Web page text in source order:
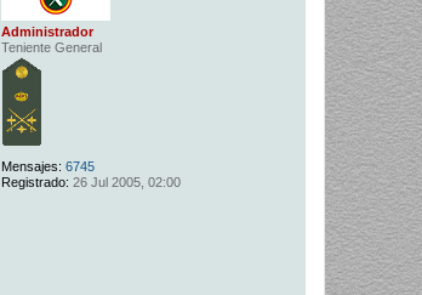
Administrador
Teniente General
Mensajes: 6745
Registrado: 26 Jul 2005, 02:00